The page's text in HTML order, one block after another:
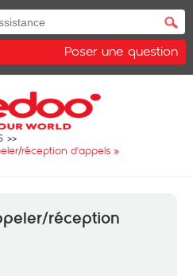
Poser une question
réception d'appels »
réception